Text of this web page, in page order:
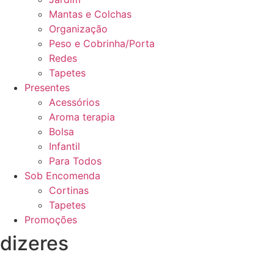
Mantas e Colchas
Organização
Peso e Cobrinha/Porta
Redes
Tapetes
Presentes
Acessórios
Aroma terapia
Bolsa
Infantil
Para Todos
Sob Encomenda
Cortinas
Tapetes
Promoções
dizeres